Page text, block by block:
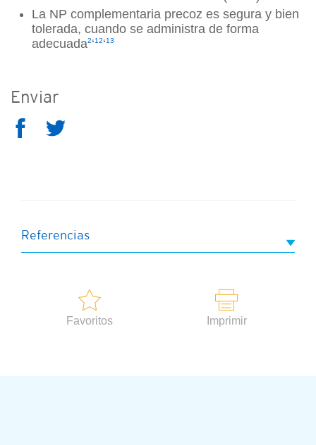
La NP complementaria precoz es segura y bien
tolerada, cuando se administra de forma
adecuada2‘12‘13
Enviar
Referencias
Favoritos Imprimir